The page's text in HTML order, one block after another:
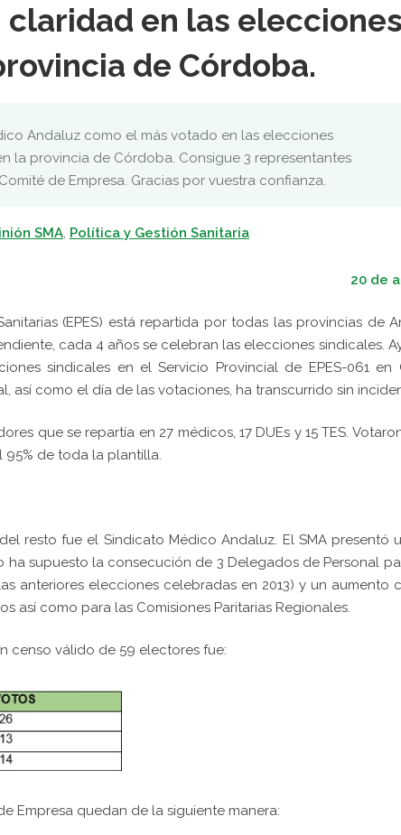
claridad en las elecciones
de Córdoba.
Andaluz como el más votado en las elecciones
la provincia de Córdoba. Consigue 3 representantes
de Empresa. Gracias por vuestra confianza.
SMA Política y Gestión Sanitaria
20 de
(EPES) está repartida por todas las provincias de
cada 4 años se celebran las elecciones sindicales.
sindicales en el Servicio Provincial de EPES-061 en
como el día de las votaciones, ha transcurrido sin
que se repartía en 27 médicos, 17 DUEs y 15 TES.
de toda la plantilla.
resto fue el Sindicato Médico Andaluz. El SMA presentó
ha supuesto la consecución de 3 Delegados de Personal
anteriores elecciones celebradas en 2013) y un aumento
así como para las Comisiones Paritarias Regionales.
censo válido de 59 electores fue:
Empresa quedan de la siguiente manera: